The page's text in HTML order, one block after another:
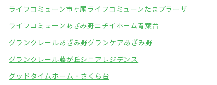
ライフコミューン市ヶ尾ライフコミューンたまプラーザ
ライフコミューンあざみ野ニチイホーム青葉台
グランクレールあざみ野グランケアあざみ野
グランクレール藤が丘シニアレジデンス
グッドタイムホーム・さくら台